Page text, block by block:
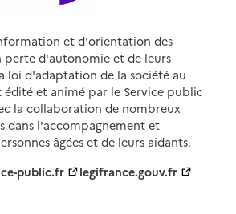
et d'orientation des
perte d'autonomie et de leurs
loi d'adaptation de la société au
édité et animé par le Service public
la collaboration de nombreux
dans l'accompagnement et
âgées et de leurs aidants.
public.fr
legifrance.gouv.fr